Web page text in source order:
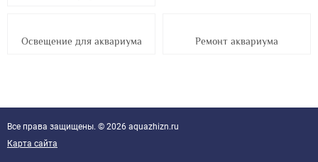
Освещение для аквариума Ремонт аквариума
Все права защищены. © 2026 aquazhizn.ru
Карта сайта